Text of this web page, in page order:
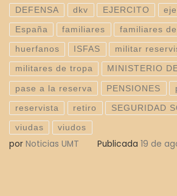
DEFENSA dkv EJERCITO
España familiares familiares
huerfanos ISFAS militar
militares de tropa MINISTERIO
pase a la reserva PENSIONES
reservista retiro SEGURIDAD
viudas viudos
por Noticias UMT Publicada 19 de